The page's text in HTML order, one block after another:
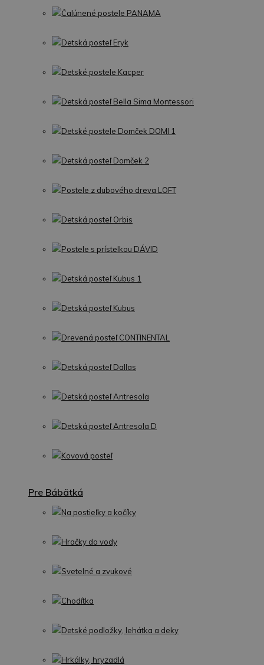
Čalúnené postele PANAMA
Detská posteľ Eryk
Detské postele Kacper
Detská posteľ Bella Sima Montessori
Detské postele Domček DOMI 1
Detská posteľ Domček 2
Postele z dubového dreva LOFT
Detská posteľ Orbis
Postele s prístelkou DÁVID
Detská posteľ Kubus 1
Detská posteľ Kubus
Drevená posteľ CONTINENTAL
Detská posteľ Dallas
Detská posteľ Antresola
Detská posteľ Antresola D
Kovová posteľ
Pre Bábätká
Na postieľky a kočíky
Hračky do vody
Svetelné a zvukové
Chodítka
Detské podložky, lehátka a deky
Hrkálky, hryzadlá